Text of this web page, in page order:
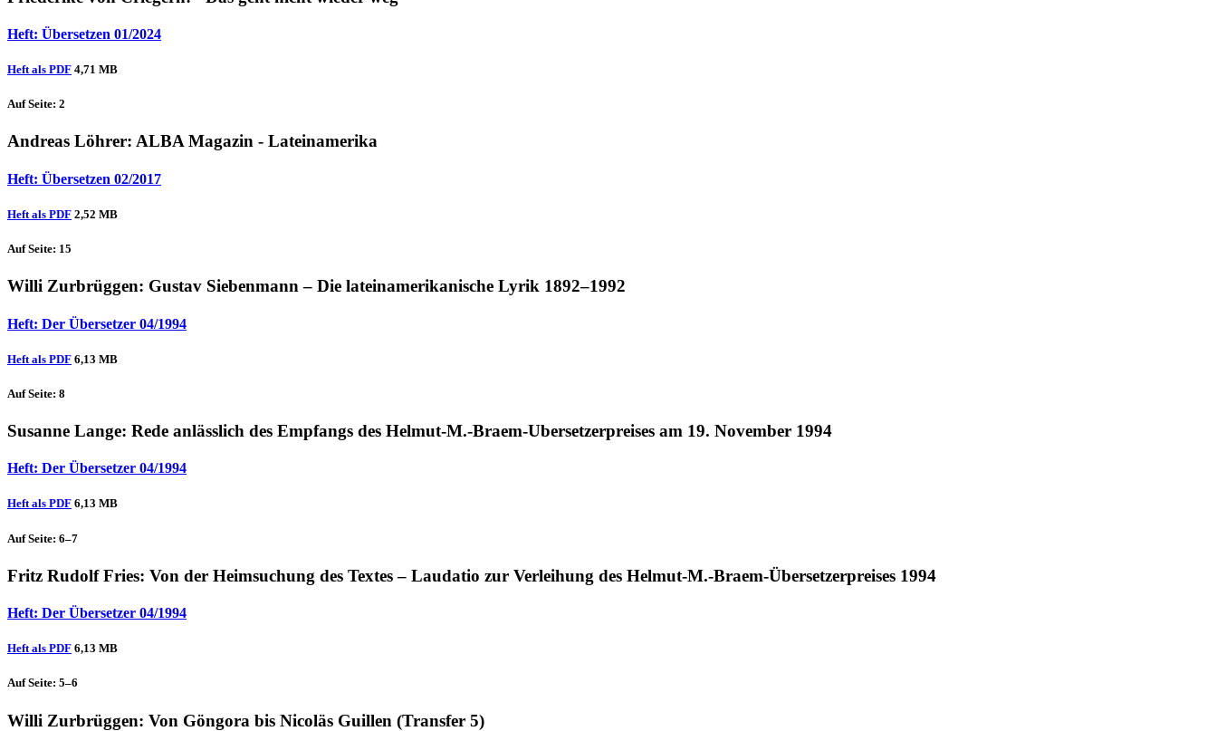
Heft: Übersetzen 01/2024
Heft als PDF 4,71 MB
Auf Seite: 2
Andreas Löhrer: ALBA Magazin - Lateinamerika
Heft: Übersetzen 02/2017
Heft als PDF 2,52 MB
Auf Seite: 15
Willi Zurbrüggen: Gustav Siebenmann – Die lateinamerikanische Lyrik 1892–1992
Heft: Der Übersetzer 04/1994
Heft als PDF 6,13 MB
Auf Seite: 8
Susanne Lange: Rede anlässlich des Empfangs des Helmut-M.-Braem-Ubersetzerpreises am 19. November 1994
Heft: Der Übersetzer 04/1994
Heft als PDF 6,13 MB
Auf Seite: 6–7
Fritz Rudolf Fries: Von der Heimsuchung des Textes – Laudatio zur Verleihung des Helmut-M.-Braem-Übersetzerpreises 1994
Heft: Der Übersetzer 04/1994
Heft als PDF 6,13 MB
Auf Seite: 5–6
Willi Zurbrüggen: Von Göngora bis Nicoläs Guillen (Transfer 5)